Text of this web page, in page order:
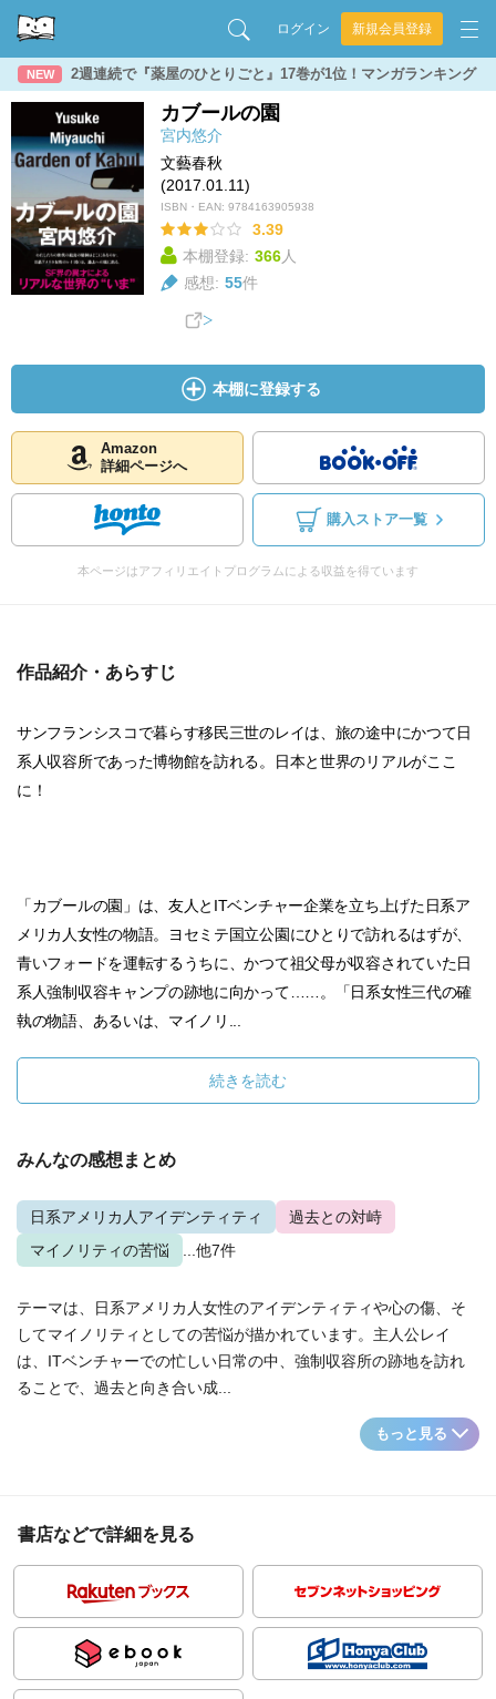
ログイン 新規会員登録
NEW 2週連続で『薬屋のひとりごと』17巻が1位！マンガランキング
カブールの園
宮内悠介
文藝春秋
(2017.01.11)
ISBN・EAN: 9784163905938
3.39
本棚登録: 366人
感想: 55件
本棚に登録する
Amazon
詳細ページへ
購入ストア一覧
本ページはアフィリエイトプログラムによる収益を得ています
作品紹介・あらすじ
サンフランシスコで暮らす移民三世のレイは、旅の途中にかつて日
系人収容所であった博物館を訪れる。日本と世界のリアルがここ
に！
「カブールの園」は、友人とITベンチャー企業を立ち上げた日系ア
メリカ人女性の物語。ヨセミテ国立公園にひとりで訪れるはずが、
青いフォードを運転するうちに、かつて祖父母が収容されていた日
系人強制収容キャンプの跡地に向かって……。「日系女性三代の確
執の物語、あるいは、マイノリ...
続きを読む
みんなの感想まとめ
日系アメリカ人アイデンティティ
過去との対峙
マイノリティの苦悩
...他7件
テーマは、日系アメリカ人女性のアイデンティティや心の傷、そ
してマイノリティとしての苦悩が描かれています。主人公レイ
は、ITベンチャーでの忙しい日常の中、強制収容所の跡地を訪れ
ることで、過去と向き合い成...
もっと見る
書店などで詳細を見る